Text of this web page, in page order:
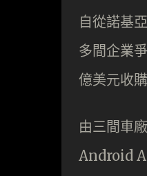
自從諾基
多間企業
億美元收購
由三間車
Android